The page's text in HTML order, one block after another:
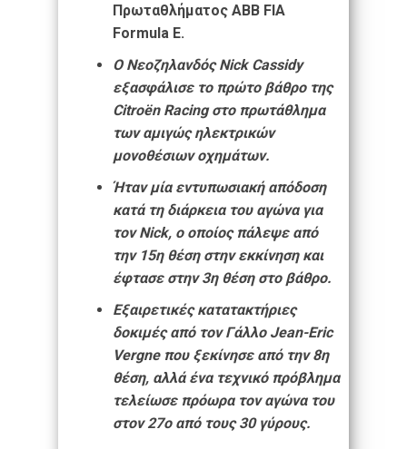
Πρωταθλήματος ABB FIA
Formula E.
Ο Νεοζηλανδός Nick Cassidy
εξασφάλισε το πρώτο βάθρο της
Citroën Racing στο πρωτάθλημα
των αμιγώς ηλεκτρικών
μονοθέσιων οχημάτων.
Ήταν μία εντυπωσιακή απόδοση
κατά τη διάρκεια του αγώνα για
τον Nick, ο οποίος πάλεψε από
την 15η θέση στην εκκίνηση και
έφτασε στην 3η θέση στο βάθρο.
Εξαιρετικές κατατακτήριες
δοκιμές από τον Γάλλο Jean-Eric
Vergne που ξεκίνησε από την 8η
θέση, αλλά ένα τεχνικό πρόβλημα
τελείωσε πρόωρα τον αγώνα του
στον 27ο από τους 30 γύρους.